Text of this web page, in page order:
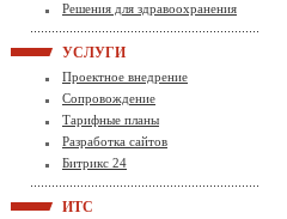
Решения для здравоохранения
УСЛУГИ
Проектное внедрение
Сопровождение
Тарифные планы
Разработка сайтов
Битрикс 24
ИТС